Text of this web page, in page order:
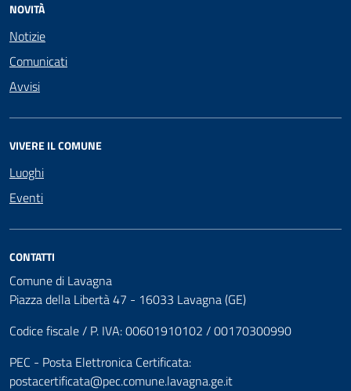
NOVITÀ
Notizie
Comunicati
Avvisi
VIVERE IL COMUNE
Luoghi
Eventi
CONTATTI
Comune di Lavagna
Piazza della Libertà 47 - 16033 Lavagna (GE)
Codice fiscale / P. IVA: 00601910102 / 00170300990
PEC - Posta Elettronica Certificata:
postacertificata@pec.comune.lavagna.ge.it